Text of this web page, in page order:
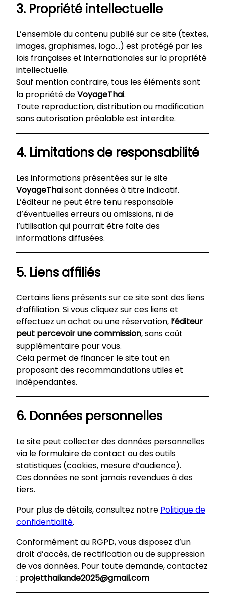
3. Propriété intellectuelle
L’ensemble du contenu publié sur ce site (textes,
images, graphismes, logo…) est protégé par les
lois françaises et internationales sur la propriété
intellectuelle.
Sauf mention contraire, tous les éléments sont
la propriété deVoyageThai.
Toute reproduction, distribution ou modification
sans autorisation préalable est interdite.
4. Limitations de responsabilité
Les informations présentées sur le site
VoyageThaisont données à titre indicatif.
L’éditeur ne peut être tenu responsable
d’éventuelles erreurs ou omissions, ni de
l’utilisation qui pourrait être faite des
informations diffusées.
5. Liens affiliés
Certains liens présents sur ce site sont des liens
d’affiliation. Si vous cliquez sur ces liens et
effectuez un achat ou une réservation, l’éditeur
peut percevoir une commission, sans coût
supplémentaire pour vous.
Cela permet de financer le site tout en
proposant des recommandations utiles et
indépendantes.
6. Données personnelles
Le site peut collecter des données personnelles
via le formulaire de contact ou des outils
statistiques (cookies, mesure d’audience).
Ces données ne sont jamais revendues à des
tiers.
Pour plus de détails, consultez notre Politique de
confidentialité.
Conformément au RGPD, vous disposez d’un
droit d’accès, de rectification ou de suppression
de vos données. Pour toute demande, contactez
: projetthailande2025@gmail.com